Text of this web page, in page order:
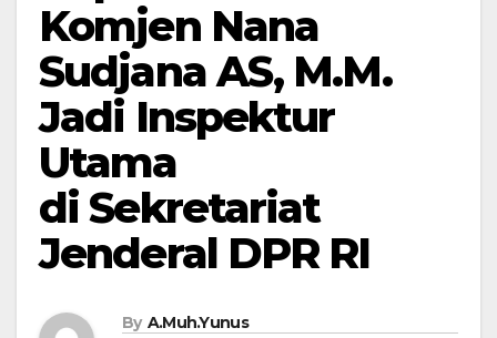
Komjen Nana
Sudjana AS, M.M.
Jadi Inspektur
Utama
di Sekretariat
Jenderal DPR RI
By A.Muh.Yunus